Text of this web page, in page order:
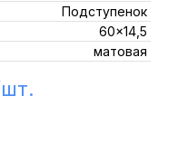
Подступенок
60x14,5
матовая